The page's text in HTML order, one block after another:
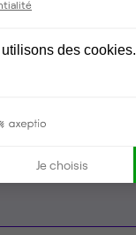
détente
des cookies.
Je choisis